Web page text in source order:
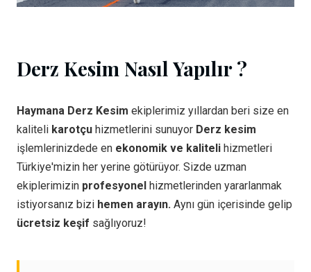
Derz Kesim Nasıl Yapılır ?
Haymana Derz Kesim ekiplerimiz yıllardan beri size en
kaliteli karotçu hizmetlerini sunuyor Derz kesim
işlemlerinizdede en ekonomik ve kaliteli hizmetleri
Türkiye'mizin her yerine götürüyor. Sizde uzman
ekiplerimizin profesyonel hizmetlerinden yararlanmak
istiyorsanız bizi hemen arayın. Aynı gün içerisinde gelip
ücretsiz keşif sağlıyoruz!